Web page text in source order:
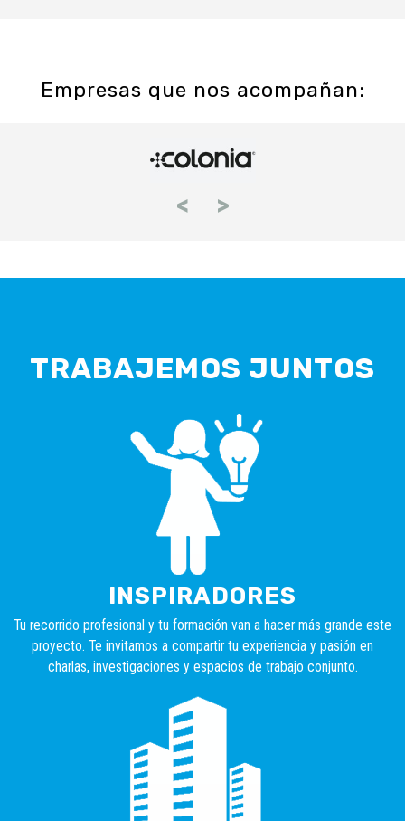
Empresas que nos acompañan:
< >
TRABAJEMOS JUNTOS
INSPIRADORES
Tu recorrido profesional y tu formación van a hacer más grande este
proyecto. Te invitamos a compartir tu experiencia y pasión en
charlas, investigaciones y espacios de trabajo conjunto.